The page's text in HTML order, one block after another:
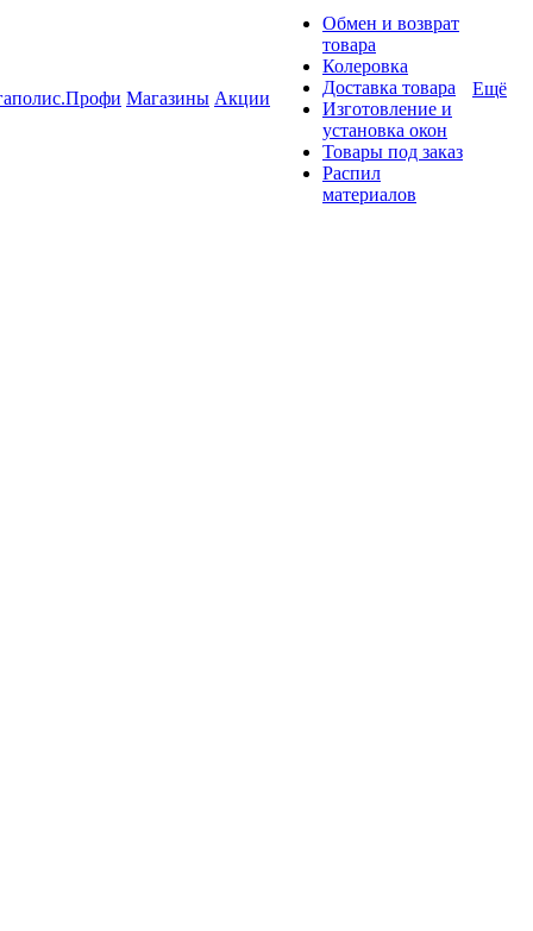
Магазины Акции
Обмен и возврат
товара
Колеровка
Доставка товара
Изготовление и
установка окон
Товары под заказ
Распил
материалов
Ещё